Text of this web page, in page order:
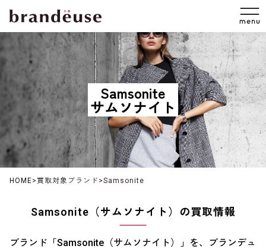
Samsonite
サムソナイト
HOME> 買取対象ブランド >Samsonite
Samsonite（サムソナイト）の買取情報
ブランド「Samsonite（サムソナイト）」を、ブランデュ